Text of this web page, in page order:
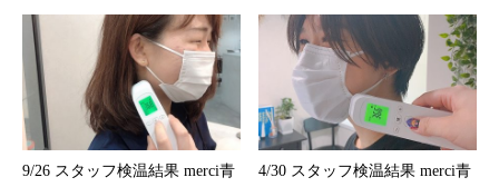
9/26 スタッフ検温結果 merci青
4/30 スタッフ検温結果 merci青